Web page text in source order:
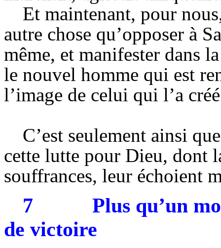
Et maintenant, pour
autre chose qu’opposer à
même, et manifester dans
le nouvel homme qui est
l’image de celui qui l’a
C’est seulement ainsi
cette lutte pour Dieu, dont
souffrances, leur échoient
7
Plus qu’un
de victoire